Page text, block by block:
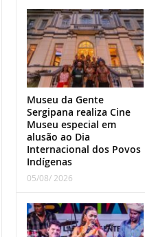
Museu da Gente
Sergipana realiza Cine
Museu especial em
alusão ao Dia
Internacional dos Povos
Indígenas
05/08/ 2026